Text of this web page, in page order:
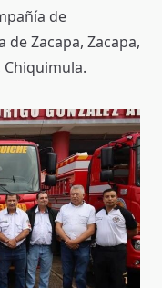
de
de Zacapa, Zacapa,
Chiquimula.